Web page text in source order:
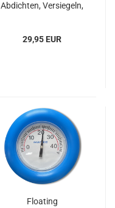
Abdichten, Versiegeln,
29,95 EUR
Floating